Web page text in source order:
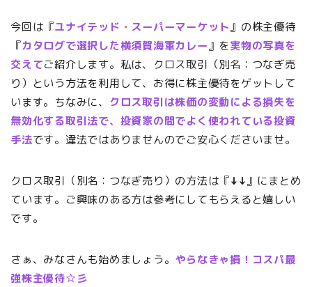
今回は『ユナイテッド・スーパーマーケット』の株主優待
『カタログで選択した横須賀海軍カレー』を実物の写真を
交えてご紹介します。私は、クロス取引（別名：つなぎ売
り）という方法を利用して、お得に株主優待をゲットして
います。ちなみに、
クロス取引は株価の変動による損失を
無効化する取引法で、投資家の間でよく使われている投資
手法です。違法ではありませんのでご安心くださいませ。
クロス取引（別名：つなぎ売り）の方法は『↓↓』にまとめ
ています。ご興味のある方は参考にしてもらえると嬉しい
です。
さぁ、みなさんも始めましょう。 やらなきゃ損！コスパ最
強株主優待☆彡